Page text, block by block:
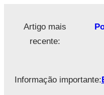
Artigo mais
recente:
Informação importante: